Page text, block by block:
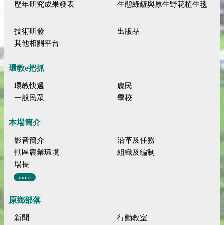
歷年研究成果發表 生態綠籬與原生野花植生毯
技術研發
出版品
其他相關平台
環教e把抓
環教快遞
農民
一般民眾
學校
本場簡介
影音簡介
沿革及任務
轄區農業環境
組織及編制
場長
more
原鄉部落
新聞
行動教室